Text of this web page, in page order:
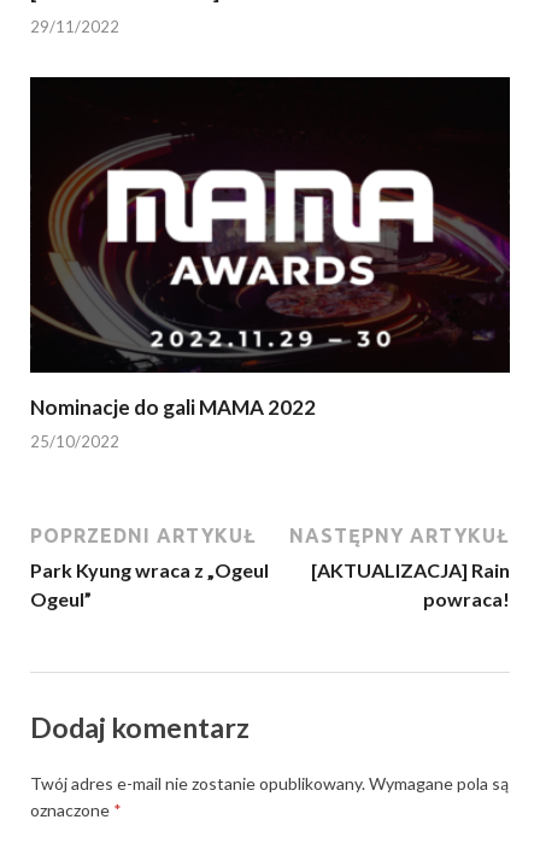
29/11/2022
Nominacje do gali MAMA 2022
25/10/2022
POPRZEDNI ARTYKUŁ
Park Kyung wraca z „Ogeul
Ogeul”
NASTĘPNY ARTYKUŁ
[AKTUALIZACJA] Rain
powraca!
Dodaj komentarz
Twój adres e-mail nie zostanie opublikowany.Wymagane pola są
oznaczone *